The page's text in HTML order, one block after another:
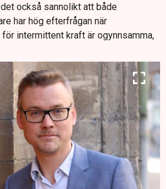
också sannolikt att både
har hög efterfrågan när
intermittent kraft är ogynnsamma,